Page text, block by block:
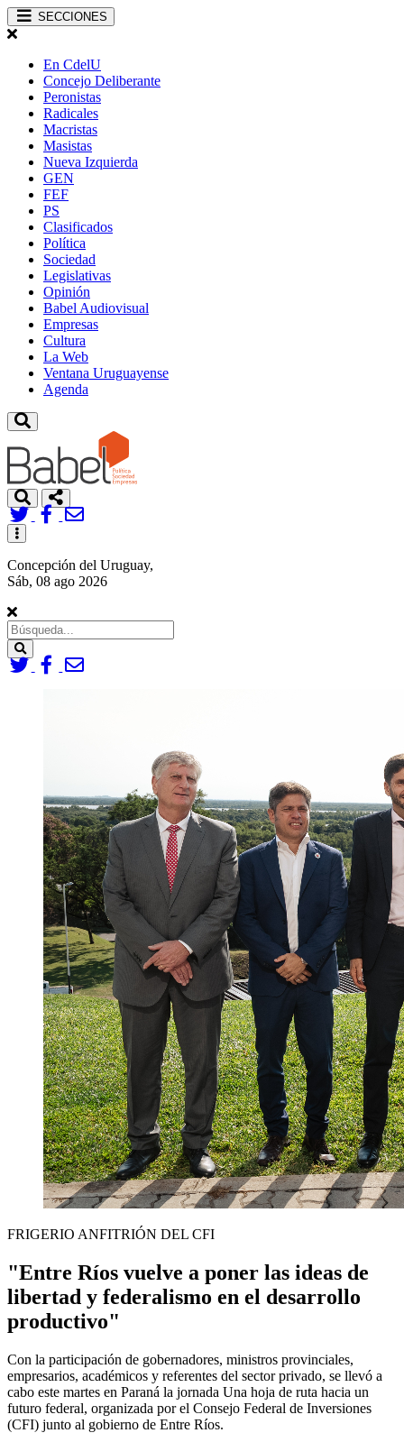
SECCIONES
En CdelU
Concejo Deliberante
Peronistas
Radicales
Macristas
Masistas
Nueva Izquierda
GEN
FEF
PS
Clasificados
Política
Sociedad
Legislativas
Opinión
Babel Audiovisual
Empresas
Cultura
La Web
Ventana Uruguayense
Agenda
Toggle
navigation
Concepción del Uruguay,
Sáb, 08 ago 2026
Search
FRIGERIO ANFITRIÓN DEL CFI
"Entre Ríos vuelve a poner las ideas de
libertad y federalismo en el desarrollo
productivo"
Con la participación de gobernadores, ministros provinciales,
empresarios, académicos y referentes del sector privado, se llevó a
cabo este martes en Paraná la jornada Una hoja de ruta hacia un
futuro federal, organizada por el Consejo Federal de Inversiones
(CFI) junto al gobierno de Entre Ríos.